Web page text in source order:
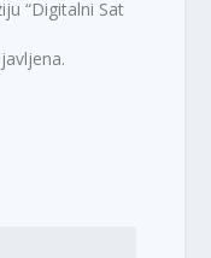
“Digitalni Sat